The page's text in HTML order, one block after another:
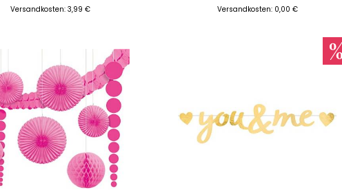
Versandkosten: 3,99 € Versandkosten: 0,00 €